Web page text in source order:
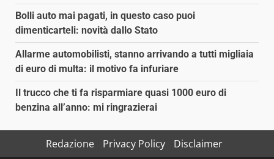
Bolli auto mai pagati, in questo caso puoi
dimenticarteli: novità dallo Stato
Allarme automobilisti, stanno arrivando a tutti migliaia
di euro di multa: il motivo fa infuriare
Il trucco che ti fa risparmiare quasi 1000 euro di
benzina all’anno: mi ringrazierai
Redazione Privacy Policy Disclaimer